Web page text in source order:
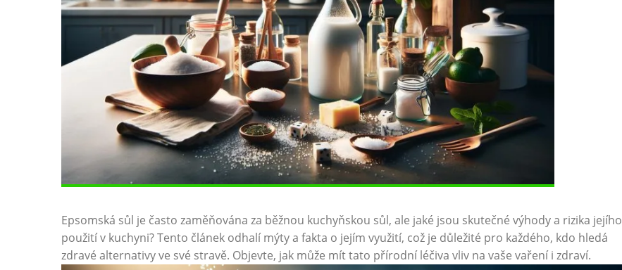
Epsomská sůl je často zaměňována za běžnou kuchyňskou sůl, ale jaké jsou skutečné výhody a rizika jejího
použití v kuchyni? Tento článek odhalí mýty a fakta o jejím využití, což je důležité pro každého, kdo hledá
zdravé alternativy ve své stravě. Objevte, jak může mít tato přírodní léčiva vliv na vaše vaření i zdraví.